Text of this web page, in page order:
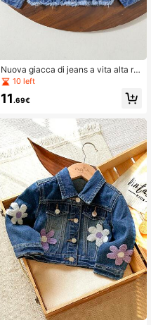
Nuova giacca di jeans a vita alta ric
amata con ciliegie e orli sfrangiati p
er bambine, arrivo autunnale
10 left
11 .69€